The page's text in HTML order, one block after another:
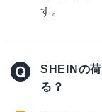
す。
SHEINの
る？